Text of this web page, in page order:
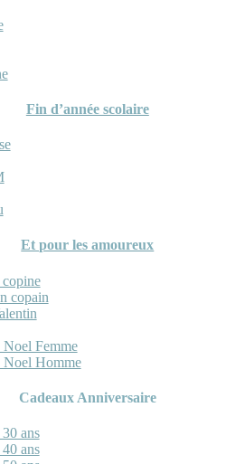
Fin d’année scolaire
Et pour les amoureux
copine
copain
Noel Femme
Noel Homme
Cadeaux Anniversaire
ans
ans